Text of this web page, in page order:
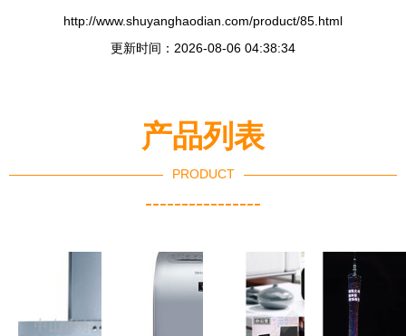
http://www.shuyanghaodian.com/product/85.html
更新时间：2026-08-06 04:38:34
产品列表
PRODUCT
----------------